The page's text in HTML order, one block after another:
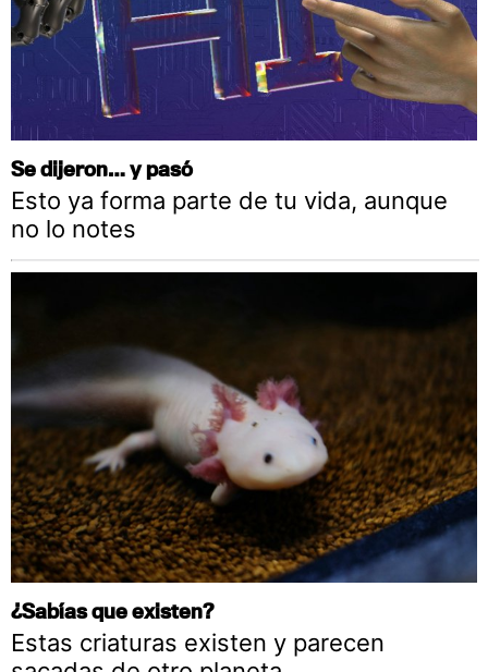
Se dijeron… y pasó
Esto ya forma parte de tu vida, aunque
no lo notes
¿Sabías que existen?
Estas criaturas existen y parecen